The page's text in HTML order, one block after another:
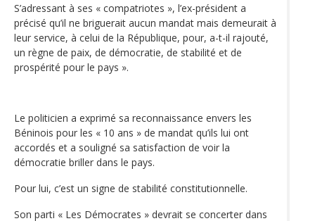
S’adressant à ses « compatriotes », l’ex-président a
précisé qu’il ne briguerait aucun mandat mais demeurait à
leur service, à celui de la République, pour, a-t-il rajouté,
un règne de paix, de démocratie, de stabilité et de
prospérité pour le pays ».
Le politicien a exprimé sa reconnaissance envers les
Béninois pour les « 10 ans » de mandat qu’ils lui ont
accordés et a souligné sa satisfaction de voir la
démocratie briller dans le pays.
Pour lui, c’est un signe de stabilité constitutionnelle.
Son parti « Les Démocrates » devrait se concerter dans